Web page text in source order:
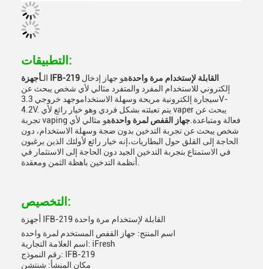
التطبيقات:
الـ أجهزة IFB-219 القابلة لإستخدام مرة واحدةهو جهاز إدخال
إلكتروني للاستخدام المفرد والمتفرد مثالي لأي شخص يبحث عن
سيجارة إلكترونية مريحة وسهلة الاستخداموجهد خروجي 3.3V-
4.2V. يتم تعبئته بشكل فردي وهو خيار رائع لأي vaper يبحث عن
تجربة vaping فعالة ومتباعدة. جهاز القفص لمرة واحدةهو مثالي لأي
شخص يبحث عن تجربة التدخين بدون ضجة وسهلة الاستخدام، دون
الحاجة إلى القلق حول البطاريات،إنه خيار رائع لأولئك الذين يرغبون
في الاستمتاع بتجربة التدخين الجيد دون الحاجة إلى الاستثمار في
التخصيص:
أجهزة IFB-219 القابلة لإستخدام مرة واحدة
اسم المنتج: جهاز القفص المستخدم لمرة واحدة
اسم العلامة التجارية: iFresh
رقم النموذج: IFB-219
مكان المنشأ: شنتشن